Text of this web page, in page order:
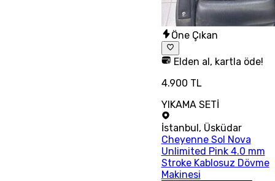
Öne Çıkan
Elden al, kartla öde!
4.900 TL
YIKAMA SETİ
İstanbul, Üsküdar
Cheyenne Sol Nova
Unlimited Pink 4.0 mm
Stroke Kablosuz Dövme
Makinesi